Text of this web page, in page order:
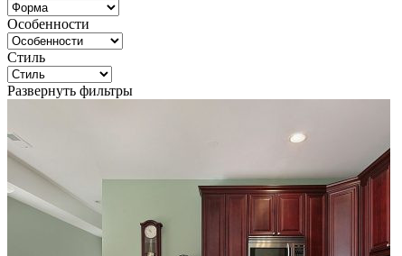
Особенности
Стиль
Развернуть фильтры